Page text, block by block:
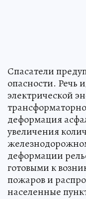
Спасатели
опасности. Речь
электрической
деформация
увеличения
деформации
готовыми к
пожаров и
населенные